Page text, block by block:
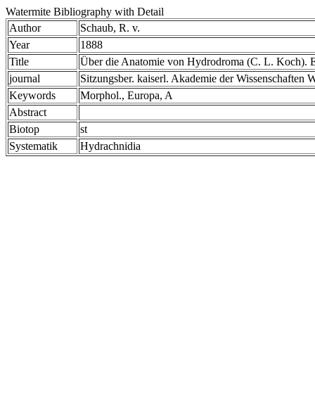
Watermite Bibliography with Detail
Author
Schaub, R. v.
Year
1888
Title
Über die Anatomie von Hydrodroma (C. L. Koch).
journal
Sitzungsber. kaiserl. Akademie der
Keywords
Morphol., Europa, A
Abstract
Biotop
st
Systematik
Hydrachnidia